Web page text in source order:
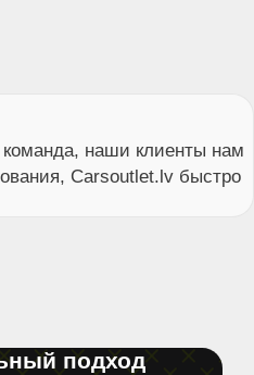
команда, наши клиенты нам
Carsoutlet.lv быстро
подход